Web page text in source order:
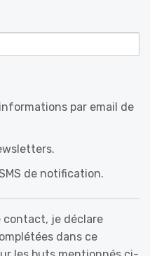
par email de
de notification.
contact, je déclare
dans ce